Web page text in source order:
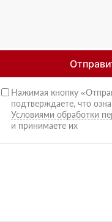
Нажимая кнопку
подтверждаете, что
Условиями обработки
и принимаете их